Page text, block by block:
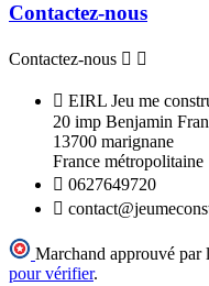
Contactez-nous
Contactez-nous  
 EIRL Jeu me
20 imp Benjamin
13700 marignane
France métropolitaine
 0627649720

Marchand approuvé par
pour vérifier.